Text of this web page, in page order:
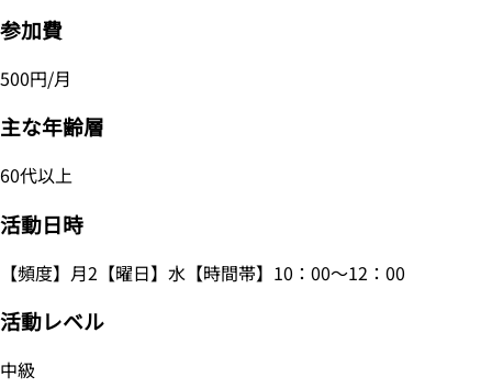
参加費
500円/月
主な年齢層
60代以上
活動日時
【頻度】月2【曜日】水【時間帯】10：00～12：00
活動レベル
中級